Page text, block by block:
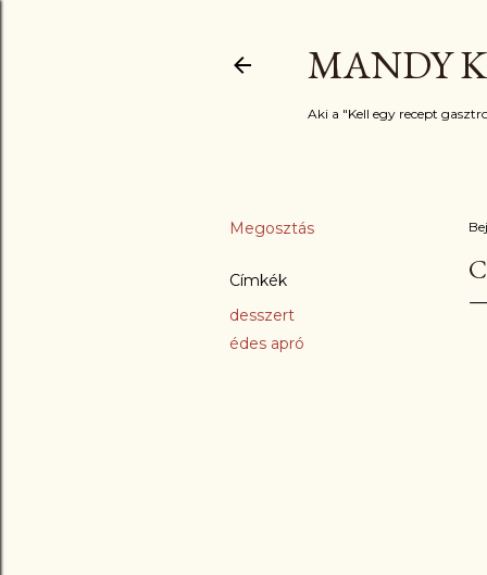
MANDY
Aki a "Kell egy recept
Megosztás
Címkék
desszert
édes apró